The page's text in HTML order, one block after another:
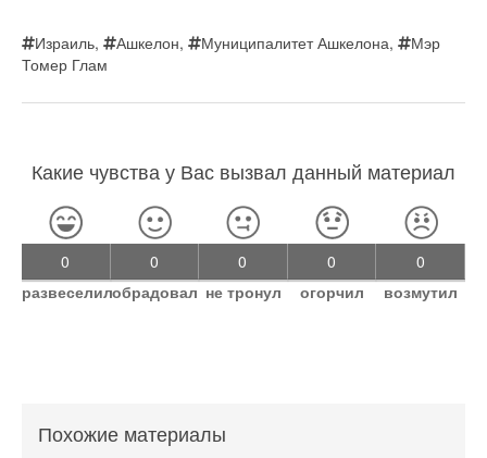
Израиль, Ашкелон, Муниципалитет Ашкелона,
Мэр
Томер Глам
Какие чувства у Вас вызвал данный материал
0
развеселил
0
обрадовал
0
не тронул
0
огорчил
0
возмутил
Похожие материалы